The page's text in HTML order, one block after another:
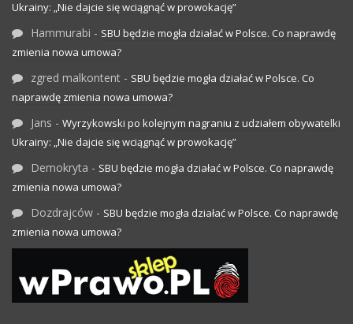
Ukrainy: „Nie dajcie się wciągnąć w prowokację”
Hammurabi - SBU będzie mogła działać w Polsce. Co naprawdę
zmienia nowa umowa?
zgred malkontent - SBU będzie mogła działać w Polsce. Co
naprawdę zmienia nowa umowa?
Jans - Wyrzykowski po kolejnym nagraniu z udziałem obywatelki
Ukrainy: „Nie dajcie się wciągnąć w prowokację”
Demokryta - SBU będzie mogła działać w Polsce. Co naprawdę
zmienia nowa umowa?
Dozdrajców - SBU będzie mogła działać w Polsce. Co naprawdę
zmienia nowa umowa?